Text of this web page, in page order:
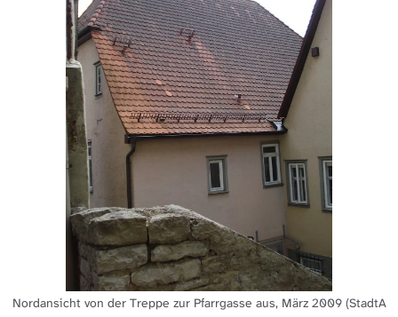
Nordansicht von der Treppe zur Pfarrgasse aus, März 2009 (StadtA